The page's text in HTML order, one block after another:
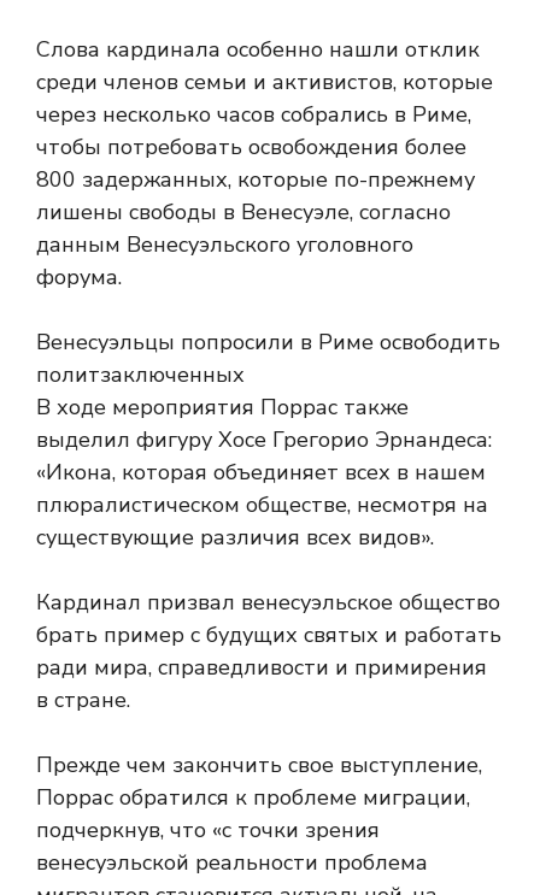
Слова кардинала особенно нашли отклик
среди членов семьи и активистов, которые
через несколько часов собрались в Риме,
чтобы потребовать освобождения более
800 задержанных, которые по-прежнему
лишены свободы в Венесуэле, согласно
данным Венесуэльского уголовного
форума.
Венесуэльцы попросили в Риме освободить
политзаключенных
В ходе мероприятия Поррас также
выделил фигуру Хосе Грегорио Эрнандеса:
«Икона, которая объединяет всех в нашем
плюралистическом обществе, несмотря на
существующие различия всех видов».
Кардинал призвал венесуэльское общество
брать пример с будущих святых и работать
ради мира, справедливости и примирения
в стране.
Прежде чем закончить свое выступление,
Поррас обратился к проблеме миграции,
подчеркнув, что «с точки зрения
венесуэльской реальности проблема